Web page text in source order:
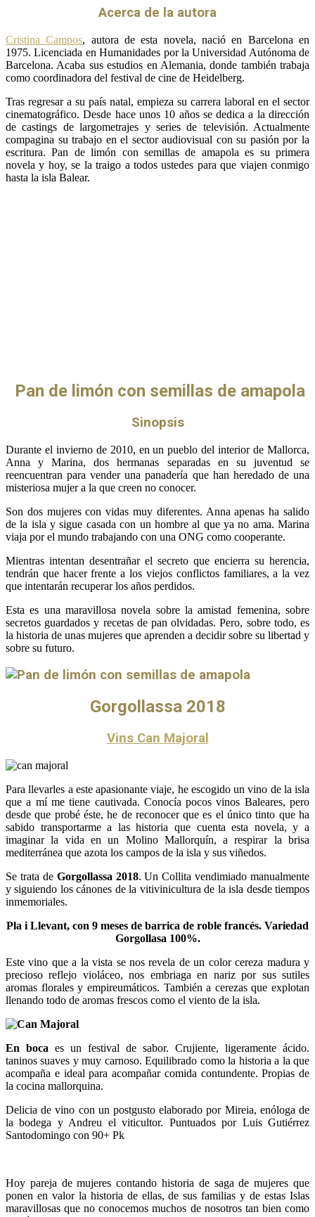
Acerca de la autora
Cristina Campos, autora de esta novela, nació en Barcelona en
1975. Licenciada en Humanidades por la Universidad Autónoma de
Barcelona. Acaba sus estudios en Alemania, donde también trabaja
como coordinadora del festival de cine de Heidelberg.
Tras regresar a su país natal, empieza su carrera laboral en el sector
cinematográfico. Desde hace unos 10 años se dedica a la dirección
de castings de largometrajes y series de televisión. Actualmente
compagina su trabajo en el sector audiovisual con su pasión por la
escritura. Pan de limón con semillas de amapola es su primera
novela y hoy, se la traigo a todos ustedes para que viajen conmigo
hasta la isla Balear.
Pan de limón con semillas de amapola
Sinopsis
Durante el invierno de 2010, en un pueblo del interior de Mallorca,
Anna y Marina, dos hermanas separadas en su juventud se
reencuentran para vender una panadería que han heredado de una
misteriosa mujer a la que creen no conocer.
Son dos mujeres con vidas muy diferentes. Anna apenas ha salido
de la isla y sigue casada con un hombre al que ya no ama. Marina
viaja por el mundo trabajando con una ONG como cooperante.
Mientras intentan desentrañar el secreto que encierra su herencia,
tendrán que hacer frente a los viejos conflictos familiares, a la vez
que intentarán recuperar los años perdidos.
Esta es una maravillosa novela sobre la amistad femenina, sobre
secretos guardados y recetas de pan olvidadas. Pero, sobre todo, es
la historia de unas mujeres que aprenden a decidir sobre su libertad y
sobre su futuro.
Gorgollassa 2018
Vins Can Majoral
Para llevarles a este apasionante viaje, he escogido un vino de la isla
que a mí me tiene cautivada. Conocía pocos vinos Baleares, pero
desde que probé éste, he de reconocer que es el único tinto que ha
sabido transportarme a las historia que cuenta esta novela, y a
imaginar la vida en un Molino Mallorquín, a respirar la brisa
mediterránea que azota los campos de la isla y sus viñedos.
Se trata de Gorgollassa 2018. Un Collita vendimiado manualmente
y siguiendo los cánones de la vitivinicultura de la isla desde tiempos
inmemoriales.
Pla i Llevant, con 9 meses de barrica de roble francés. Variedad
Gorgollasa 100%.
Este vino que a la vista se nos revela de un color cereza madura y
precioso reflejo violáceo, nos embriaga en nariz por sus sutiles
aromas florales y empireumáticos. También a cerezas que explotan
llenando todo de aromas frescos como el viento de la isla.
En boca es un festival de sabor. Crujiente, ligeramente ácido.
taninos suaves y muy carnoso. Equilibrado como la historia a la que
acompaña e ideal para acompañar comida contundente. Propias de
la cocina mallorquina.
Delicia de vino con un postgusto elaborado por Mireia, enóloga de
la bodega y Andreu el viticultor. Puntuados por Luis Gutiérrez
Santodomingo con 90+ Pk
Hoy pareja de mujeres contando historia de saga de mujeres que
ponen en valor la historia de ellas, de sus familias y de estas Islas
maravillosas que no conocemos muchos de nosotros tan bien como